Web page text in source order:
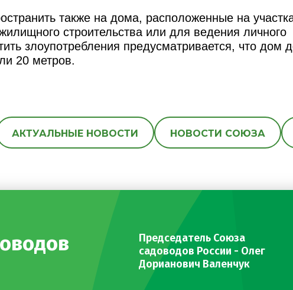
также на дома, расположенные на
строительства или для ведения личного
злоупотребления предусматривается, что дом
20 метров.
АКТУАЛЬНЫЕ НОВОСТИ НОВОСТИ СОЮЗА
Председатель Союза
садоводов России - Олег
Дорианович Валенчук